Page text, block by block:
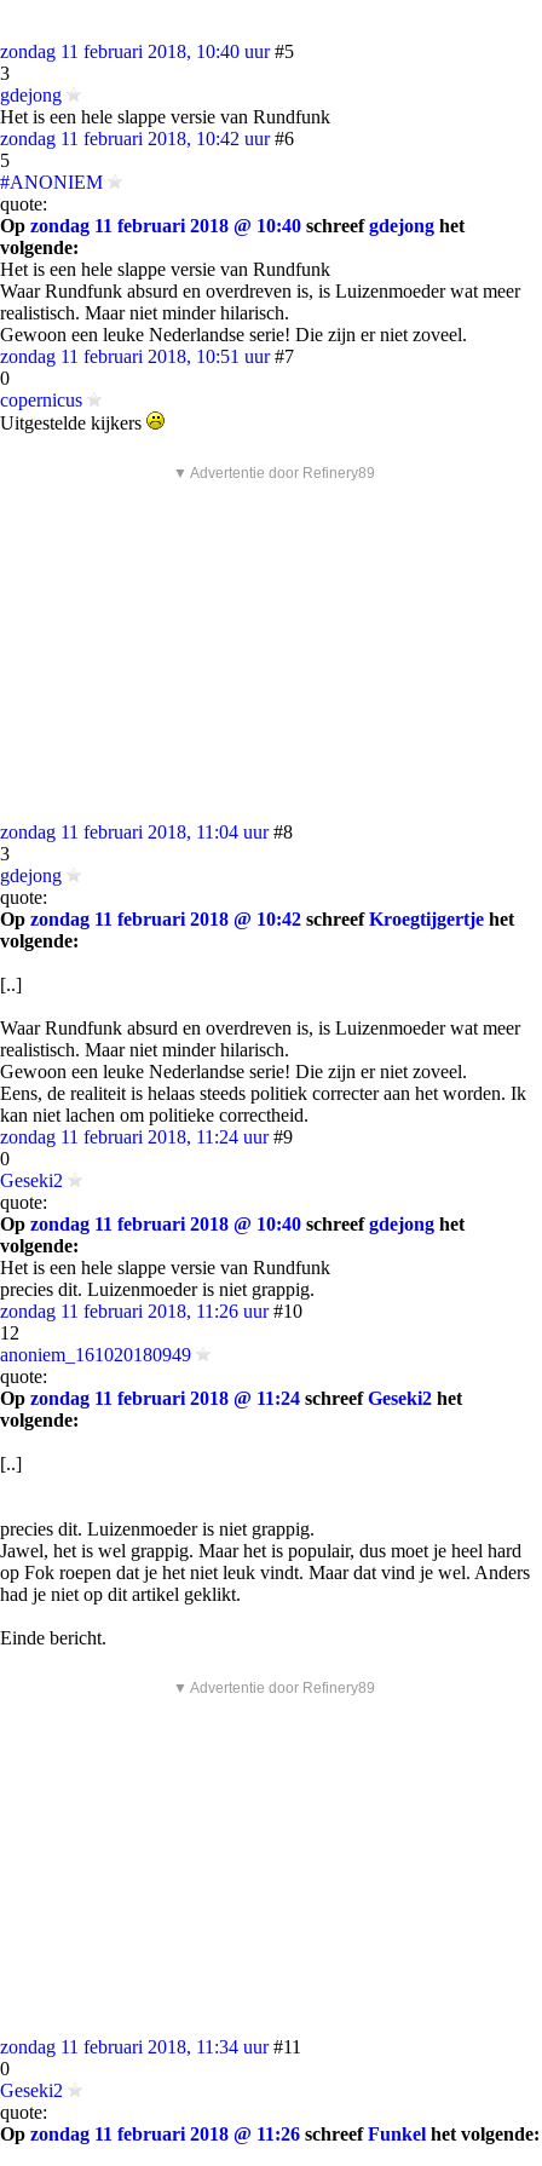
zondag 11 februari 2018, 10:40 uur #5
3
gdejong
Het is een hele slappe versie van Rundfunk
zondag 11 februari 2018, 10:42 uur #6
5
#ANONIEM
quote:
Op zondag 11 februari 2018 @ 10:40 schreefgdejong het
volgende:
Het is een hele slappe versie van Rundfunk
Waar Rundfunk absurd en overdreven is, is Luizenmoeder wat meer
realistisch. Maar niet minder hilarisch.
Gewoon een leuke Nederlandse serie! Die zijn er niet zoveel.
zondag 11 februari 2018, 10:51 uur #7
0
copernicus
Uitgestelde kijkers
▼ Advertentie door Refinery89
zondag 11 februari 2018, 11:04 uur #8
3
gdejong
quote:
Op zondag 11 februari 2018 @ 10:42 schreefKroegtijgertje het
volgende:
[..]
Waar Rundfunk absurd en overdreven is, is Luizenmoeder wat meer
realistisch. Maar niet minder hilarisch.
Gewoon een leuke Nederlandse serie! Die zijn er niet zoveel.
Eens, de realiteit is helaas steeds politiek correcter aan het worden. Ik
kan niet lachen om politieke correctheid.
zondag 11 februari 2018, 11:24 uur #9
0
Geseki2
quote:
Op zondag 11 februari 2018 @ 10:40 schreefgdejong het
volgende:
Het is een hele slappe versie van Rundfunk
precies dit. Luizenmoeder is niet grappig.
zondag 11 februari 2018, 11:26 uur #10
12
anoniem_161020180949
quote:
Op zondag 11 februari 2018 @ 11:24 schreefGeseki2 het
volgende:
[..]
precies dit. Luizenmoeder is niet grappig.
Jawel, het is wel grappig. Maar het is populair, dus moet je heel hard
op Fok roepen dat je het niet leuk vindt. Maar dat vind je wel. Anders
had je niet op dit artikel geklikt.
Einde bericht.
▼ Advertentie door Refinery89
zondag 11 februari 2018, 11:34 uur #11
0
Geseki2
quote:
Op zondag 11 februari 2018 @ 11:26 schreefFunkel het volgende: